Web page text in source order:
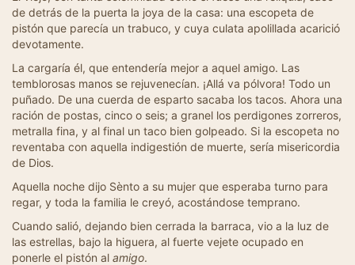
de detrás de la puerta la joya de la casa: una escopeta de
pistón que parecía un trabuco, y cuya culata apolillada acarició
devotamente.
La cargaría él, que entendería mejor a aquel amigo. Las
temblorosas manos se rejuvenecían. ¡Allá va pólvora! Todo un
puñado. De una cuerda de esparto sacaba los tacos. Ahora una
ración de postas, cinco o seis; a granel los perdigones zorreros,
metralla fina, y al final un taco bien golpeado. Si la escopeta no
reventaba con aquella indigestión de muerte, sería misericordia
de Dios.
Aquella noche dijo Sènto a su mujer que esperaba turno para
regar, y toda la familia le creyó, acostándose temprano.
Cuando salió, dejando bien cerrada la barraca, vio a la luz de
las estrellas, bajo la higuera, al fuerte vejete ocupado en
ponerle el pistón al amigo.